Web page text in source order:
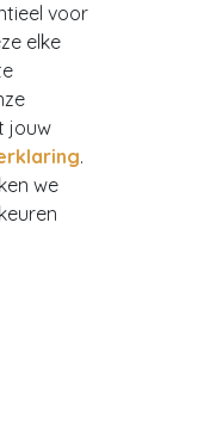
voor
elke
jouw
.
we